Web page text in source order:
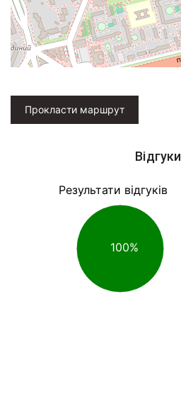
Прокласти маршрут
Відгуки
Результати відгуків
100%